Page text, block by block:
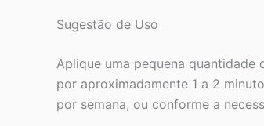
Sugestão de Uso
Aplique uma pequena quantidade
por aproximadamente 1 a 2
por semana, ou conforme a